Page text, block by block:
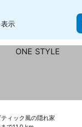
示
ィック風の隠れ家